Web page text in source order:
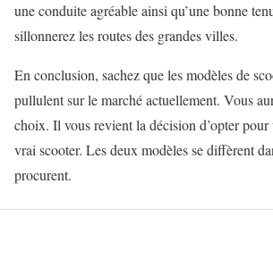
une conduite agréable ainsi qu’une bonne
sillonnerez les routes des grandes villes.
En conclusion, sachez que les modèles de
pullulent sur le marché actuellement. Vous
choix. Il vous revient la décision d’opter
vrai scooter. Les deux modèles se diffèrent
procurent.